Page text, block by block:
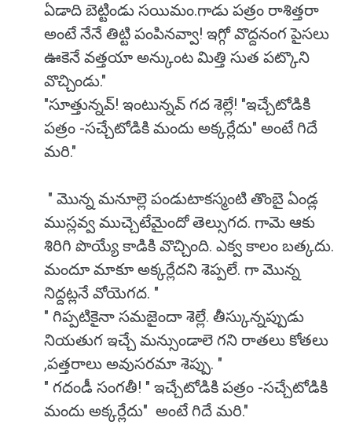
ఏడాది బెట్టిండు సయిమం.గాడు పత్రం రాశిత్తరా
అంటే నేనే తిట్టి పంపినవ్వా! ఇగ్గో వొద్దనంగ పైసలు
ఊకెనే వత్తయా అన్కుంట మిత్తి సుత పట్కొని
వొచ్చిండు."
"సూత్తున్నవ్! ఇంటున్నవ్ గద శెల్లే! "ఇచ్చేటోడికి
పత్రం -సచ్చేటోడికి మందు అక్కర్లేదు" అంటే గిదే
మరి."
" మొన్న మనూల్లె పండుటాకస్మంటి తొంబై ఏండ్ల
ముస్లవ్వ ముచ్చెటేమైందో తెల్సుగద. గామె ఆకు
శిరిగి పొయ్యే కాడికి వొచ్చింది. ఎక్వ కాలం బత్కదు.
మందూ మాకూ అక్కర్లేదని శెప్పలే. గా మొన్న
నిద్దట్లనే వోయెగద. "
" గిప్పటికైనా సమజైందా శెల్లే. తీస్కున్నప్పుడు
నియతుగ ఇచ్చే మన్సుండాలె గని రాతలు కోతలు
,పత్తరాలు అవుసరమా శెప్పు. "
" గదండీ సంగతీ! " ఇచ్చేటోడికి పత్రం -సచ్చేటోడికి
మందు అక్కర్లేదు" అంటే గిదే మరి."